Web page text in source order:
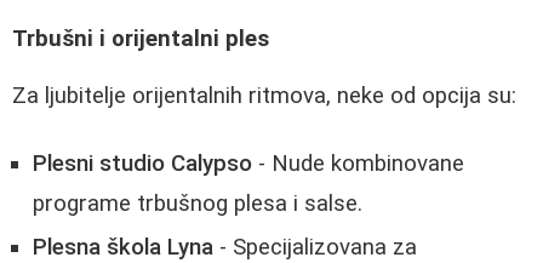
Trbušni i orijentalni ples
Za ljubitelje orijentalnih ritmova, neke od opcija su:
Plesni studio Calypso - Nude kombinovane
programe trbušnog plesa i salse.
Plesna škola Lyna - Specijalizovana za